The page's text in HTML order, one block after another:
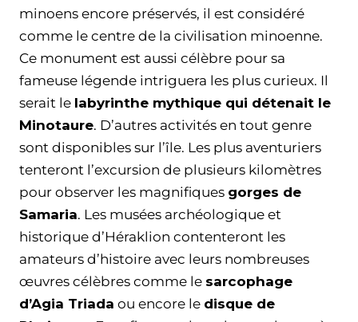
minoens encore préservés, il est considéré
comme le centre de la civilisation minoenne.
Ce monument est aussi célèbre pour sa
fameuse légende intriguera les plus curieux. Il
serait le labyrinthe mythique qui détenait le
Minotaure. D’autres activités en tout genre
sont disponibles sur l’île. Les plus aventuriers
tenteront l’excursion de plusieurs kilomètres
pour observer les magnifiques gorges de
Samaria. Les musées archéologique et
historique d’Héraklion contenteront les
amateurs d’histoire avec leurs nombreuses
œuvres célèbres comme le sarcophage
d’Agia Triada ou encore le disque de